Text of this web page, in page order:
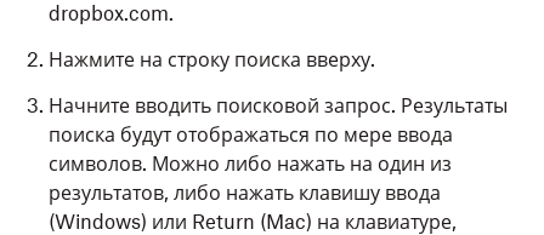
dropbox.com.
Нажмите на строку поиска вверху.
Начните вводить поисковой запрос. Результаты
поиска будут отображаться по мере ввода
символов. Можно либо нажать на один из
результатов, либо нажать клавишу ввода
(Windows) или Return (Mac) на клавиатуре,